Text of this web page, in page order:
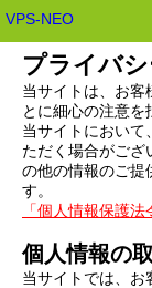
VPS-NEO
プライバ
当サイトは、お客
とに細心の注意を
当サイトにおいて
ただく場合がござ
の他の情報のご提
す。
「個人情報保護
個人情報の
当サイトでは、お